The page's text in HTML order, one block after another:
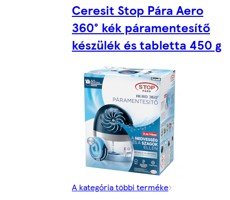
Ceresit Stop Pára Aero
360° kék páramentesítő
készülék és tabletta 450 g
A kategória többi terméke